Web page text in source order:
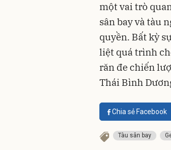
một vai trò
sân bay và tàu
quyền. Bất kỳ
liệt quá trình
răn đe chiến
Thái Bình
Chia sẻ Facebook
Tàu sân bay